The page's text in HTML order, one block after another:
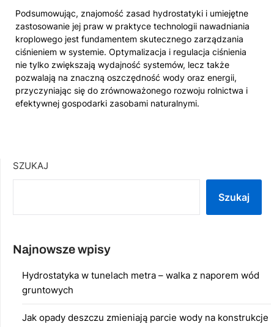
Podsumowując, znajomość zasad hydrostatyki i umiejętne
zastosowanie jej praw w praktyce technologii nawadniania
kroplowego jest fundamentem skutecznego zarządzania
ciśnieniem w systemie. Optymalizacja i regulacja ciśnienia
nie tylko zwiększają wydajność systemów, lecz także
pozwalają na znaczną oszczędność wody oraz energii,
przyczyniając się do zrównoważonego rozwoju rolnictwa i
efektywnej gospodarki zasobami naturalnymi.
SZUKAJ
Szukaj
Najnowsze wpisy
Hydrostatyka w tunelach metra – walka z naporem wód
gruntowych
Jak opady deszczu zmieniają parcie wody na konstrukcje